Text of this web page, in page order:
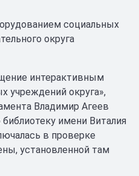
социальных
округа
интерактивным
учреждений округа»,
Владимир Агеев
имени Виталия
в проверке
установленной там